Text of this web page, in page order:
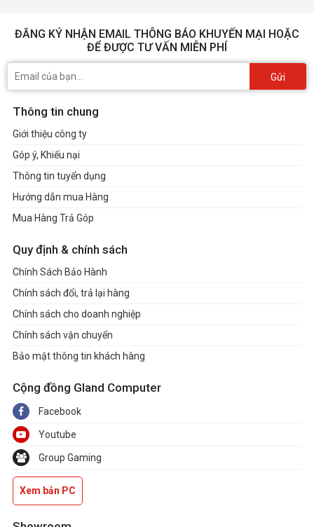
ĐĂNG KÝ NHẬN EMAIL THÔNG BÁO KHUYẾN MẠI HOẶC
ĐỂ ĐƯỢC TƯ VẤN MIỄN PHÍ
Gửi
Thông tin chung
Giới thiệu công ty
Góp ý, Khiếu nại
Thông tin tuyển dụng
Hướng dẫn mua Hàng
Mua Hàng Trả Góp
Quy định & chính sách
Chính Sách Bảo Hành
Chính sách đổi, trả lại hàng
Chính sách cho doanh nghiệp
Chính sách vận chuyển
Bảo mật thông tin khách hàng
Cộng đồng Gland Computer
Facebook
Youtube
Group Gaming
Xem bản PC